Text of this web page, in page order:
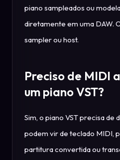
piano sampleados ou
diretamente em uma DAW.
sampler ou host.
Preciso de MIDI
um piano VST?
Sim, o piano VST precisa de
podem vir de teclado MIDI,
partitura convertida ou